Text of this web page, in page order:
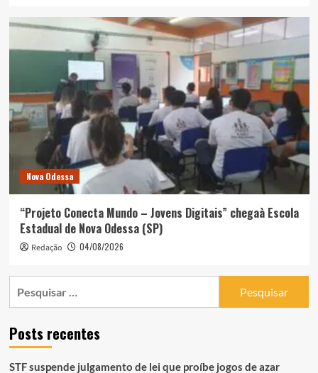
Nova Odessa
“Projeto Conecta Mundo – Jovens Digitais” chegaà Escola
Estadual de Nova Odessa (SP)
Redação 04/08/2026
Posts recentes
STF suspende julgamento de lei que proíbe jogos de azar